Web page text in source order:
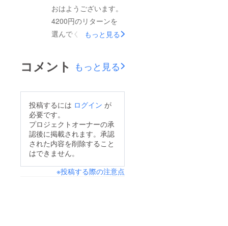
公開していきますので
フォローの方もよろし
くお願いします。物語
した喜びを皆さまと共
これからも応援よろし
くお願いします。
SATOSHI ISHIKAWA
感謝です。錫ピアスプ
ロジェクトはここから
面白みを増していきま
からしばらくはこちら
るようです。引き続き
よろしくお願いしま
す。改めて、皆様の応
援、貴重なご支援、本
当にありがとうござい
ました！！Satoshi
Ishikawa
おはようございます。
4200円のリターンを
選んでくださったご支
届けの際にピアスの不
けくださいませ。ご支
援ありがとうございま
した！BOXタイプのリ
ターン発送に関しまし
ては、12月発送予定で
したが、予定を前倒し
もっと見る
コメント もっと見る
投稿するには ログイン が
必要です。
プロジェクトオーナーの承
認後に掲載されます。承認
された内容を削除すること
はできません。
※投稿する際の注意点